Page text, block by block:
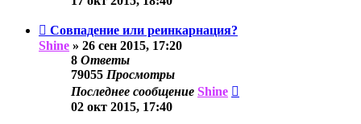
Совпадение или реинкарнация?
Shine » 26 сен 2015, 17:20
8 Ответы
79055 Просмотры
Последнее сообщение Shine
02 окт 2015, 17:40